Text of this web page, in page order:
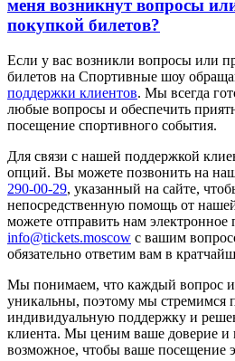
меня возникнут вопросы
покупкой билетов?
Если у вас возникли вопросы или
билетов на Спортивные шоу
поддержки клиентов. Мы всегда
любые вопросы и обеспечить
посещение спортивного события.
Для связи с нашей поддержкой
опций. Вы можете позвонить на
290-00-29, указанный на сайте,
непосредственную помощь от
можете отправить нам электронное
info@tickets.moscow с вашим
обязательно ответим вам в
Мы понимаем, что каждый вопрос и
уникальны, поэтому мы стремимся
индивидуальную поддержку и
клиента. Мы ценим ваше доверие и
возможное, чтобы ваше посещение